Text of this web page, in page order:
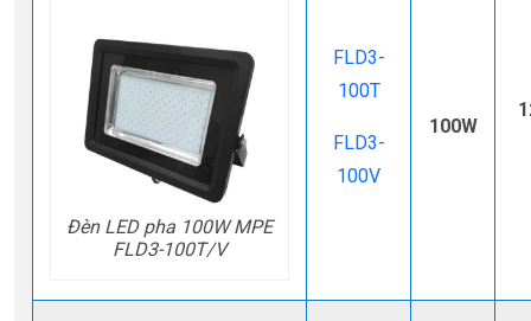
Đèn LED pha 100W MPE
FLD3-100T/V
FLD3-
100T
FLD3-
100V
100W